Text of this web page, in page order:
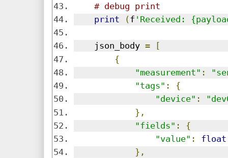
# debug print
print
(f 'Received:
    json_body
=
[
{
"measurement" :
"tags" :
{
"device" :
},
"fields" :
{
"value" : float
},